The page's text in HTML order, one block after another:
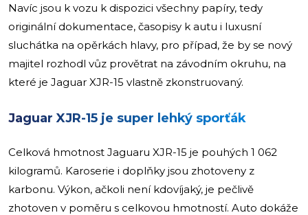
Navíc jsou k vozu k dispozici všechny papíry, tedy
originální dokumentace, časopisy k autu i luxusní
sluchátka na opěrkách hlavy, pro případ, že by se nový
majitel rozhodl vůz provětrat na závodním okruhu, na
které je Jaguar XJR-15 vlastně zkonstruovaný.
Jaguar XJR-15 je super lehký sporťák
Celková hmotnost Jaguaru XJR-15 je pouhých 1 062
kilogramů. Karoserie i doplňky jsou zhotoveny z
karbonu. Výkon, ačkoli není kdovíjaký, je pečlivě
zhotoven v poměru s celkovou hmotností. Auto dokáže